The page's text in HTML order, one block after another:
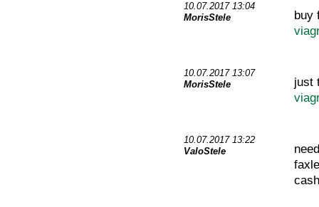
10.07.2017 13:04
MorisStele
buy
10.07.2017 13:07
MorisStele
just
10.07.2017 13:22
ValoStele